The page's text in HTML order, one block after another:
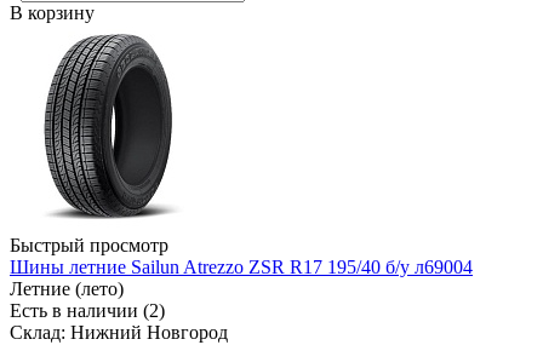
В корзину
Быстрый просмотр
Шины летние Sailun Atrezzo ZSR R17 195/40 б/у л69004
Летние (лето)
Есть в наличии (2)
Склад: Нижний Новгород